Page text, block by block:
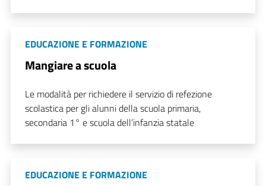
EDUCAZIONE E FORMAZIONE
Mangiare a scuola
Le modalità per richiedere il servizio di refezione
scolastica per gli alunni della scuola primaria,
secondaria 1° e scuola dell’infanzia statale
EDUCAZIONE E FORMAZIONE